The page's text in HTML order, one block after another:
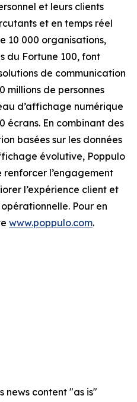
et leurs clients
et en temps réel
10 000 organisations,
du Fortune 100, font
de communication
millions de personnes
d’affichage numérique
écrans. En combinant des
basées sur les données
évolutive, Poppulo
l’engagement
l’expérience client et
Pour en
www.poppulo.com.
news content "as is"